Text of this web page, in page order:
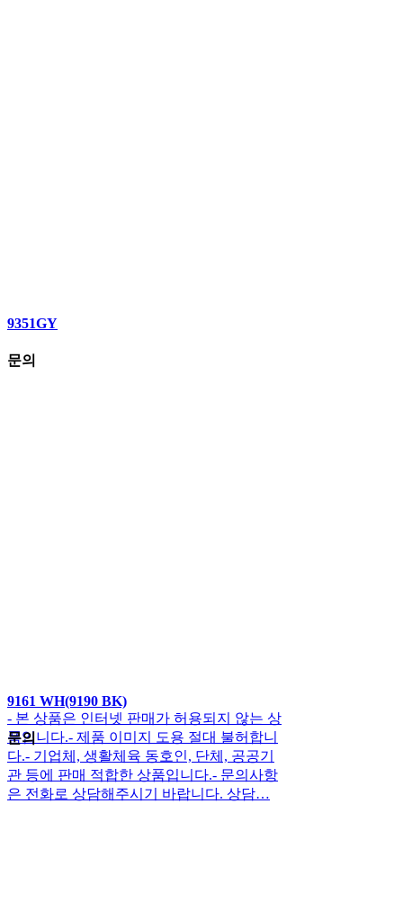
9351GY
문의
9161 WH(9190 BK)
- 본 상품은 인터넷 판매가 허용되지 않는 상
품입니다.- 제품 이미지 도용 절대 불허합니
다.- 기업체, 생활체육 동호인, 단체, 공공기
관 등에 판매 적합한 상품입니다.- 문의사항
은 전화로 상담해주시기 바랍니다. 상담…
문의